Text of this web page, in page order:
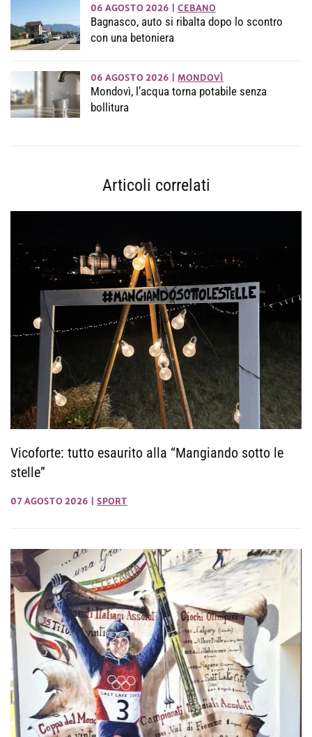
06 AGOSTO 2026 CEBANO
Bagnasco, auto si ribalta dopo lo scontro
con una betoniera
06 AGOSTO 2026 MONDOVÌ
Mondovì, l’acqua torna potabile senza
bollitura
Articoli correlati
Vicoforte: tutto esaurito alla “Mangiando sotto le
stelle”
07 AGOSTO 2026 SPORT